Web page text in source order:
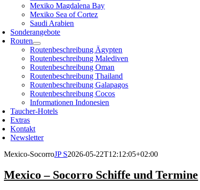
Mexiko Magdalena Bay
Mexiko Sea of Cortez
Saudi Arabien
Sonderangebote
Routen
Routenbeschreibung Ägypten
Routenbeschreibung Malediven
Routenbeschreibung Oman
Routenbeschreibung Thailand
Routenbeschreibung Galapagos
Routenbeschreibung Cocos
Informationen Indonesien
Taucher-Hotels
Extras
Kontakt
Newsletter
Mexico-SocorroJP S2026-05-22T12:12:05+02:00
Mexico – Socorro Schiffe und Termine